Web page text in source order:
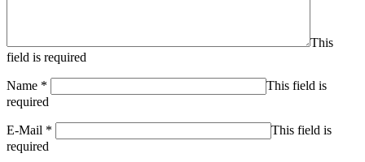
This
field is required
Name *
This field is
required
E-Mail *
This field is
required